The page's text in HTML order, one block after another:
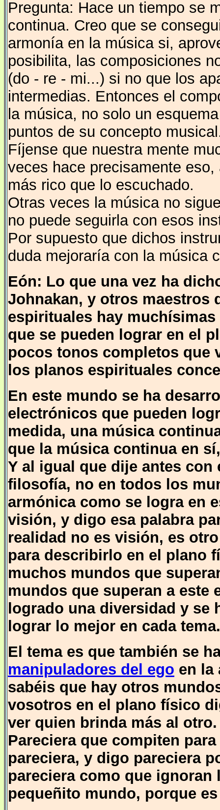
Pregunta: Hace un tiempo se
continua. Creo que se
armonía en la música si,
posibilita, las composiciones
(do - re - mi...) si no que los
intermedias. Entonces el
la música, no solo un
puntos de su concepto
Fíjense que nuestra mente
veces hace precisamente
más rico que lo escuchado.
Otras veces la música no
no puede seguirla con esos
Por supuesto que dichos
duda mejoraría con la música
Eón: Lo que una vez ha
Johnakan, y otros maestros
espirituales hay
que se pueden lograr en el
pocos tonos completos que
los planos espirituales
En este mundo se ha
electrónicos que pueden
medida, una música
que la música continua en
Y al igual que dije antes
filosofía, no en todos los
armónica como se logra en
visión, y digo esa palabra
realidad no es visión, es
para describirlo en el plano
muchos mundos que
mundos que superan a este
logrado una diversidad y se
lograr lo mejor en cada tema.
El tema es que también se
manipuladores del ego en la
sabéis que hay otros
vosotros en el plano físico
ver quien brinda más al
Pareciera que compiten
pareciera, y digo pareciera
pareciera como que ignoran
pequeñito mundo, porque